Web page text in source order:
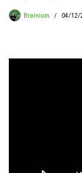
Brainium 04/12/